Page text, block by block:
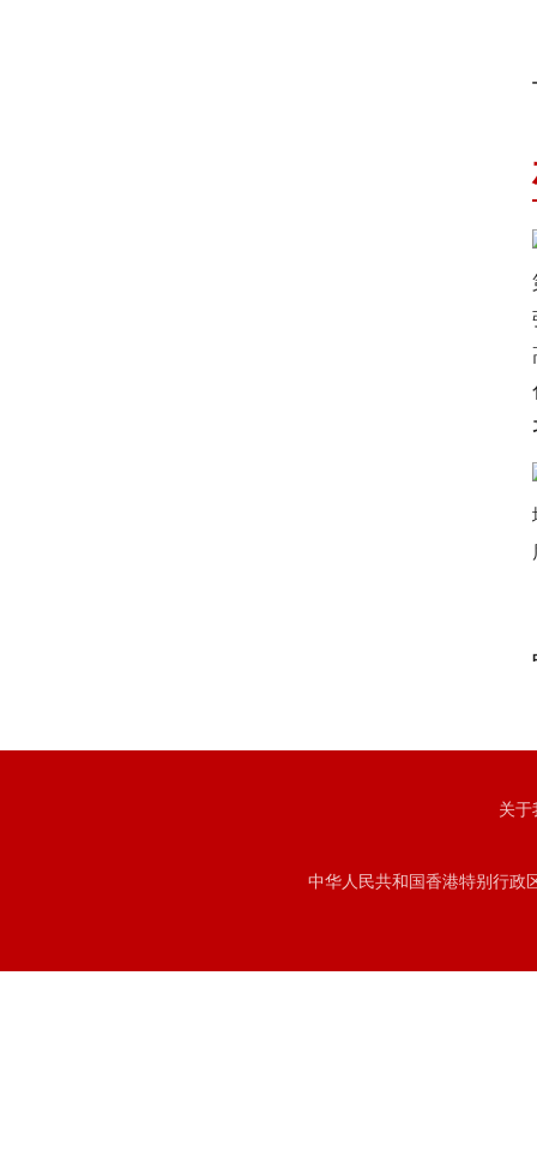
关于
中华人民共和国香港特别行政